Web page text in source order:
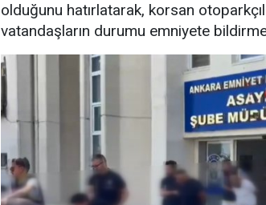
olduğunu hatırlatarak, korsan
vatandaşların durumu emniyete